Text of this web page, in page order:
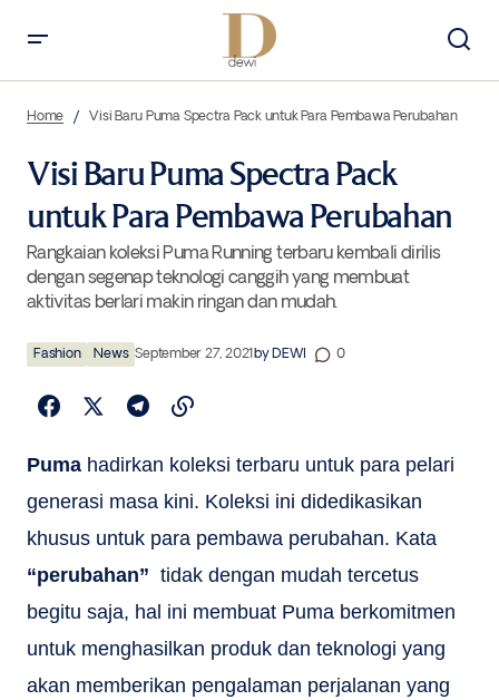
Home Visi Baru Puma Spectra Pack untuk Para Pembawa Perubahan
Visi Baru Puma Spectra Pack
untuk Para Pembawa Perubahan
Rangkaian koleksi Puma Running terbaru kembali dirilis
dengan segenap teknologi canggih yang membuat
aktivitas berlari makin ringan dan mudah.
Fashion News September 27, 2021byDEWI 0
Puma hadirkan koleksi terbaru untuk para pelari
generasi masa kini. Koleksi ini didedikasikan
khusus untuk para pembawa perubahan. Kata
“perubahan” tidak dengan mudah tercetus
begitu saja, hal ini membuat Puma berkomitmen
untuk menghasilkan produk dan teknologi yang
akan memberikan pengalaman perjalanan yang